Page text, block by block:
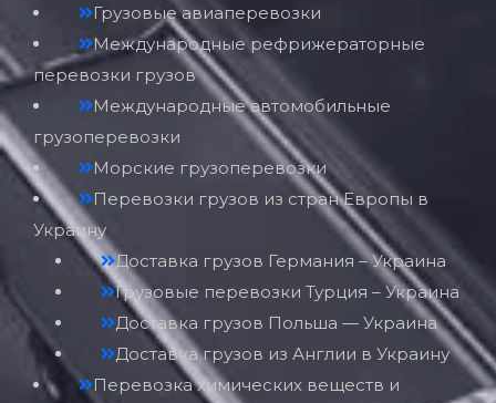
Грузовые авиаперевозки
Международные рефрижераторные
перевозки грузов
Международные автомобильные
грузоперевозки
Морские грузоперевозки
Перевозки грузов из стран Европы в
Украину
Доставка грузов Германия – Украина
Грузовые перевозки Турция – Украина
Доставка грузов Польша — Украина
Доставка грузов из Англии в Украину
Перевозка химических веществ и